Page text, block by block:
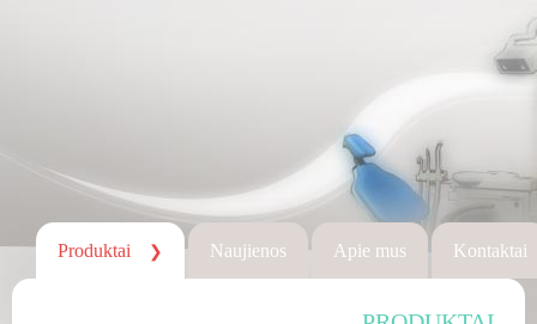
Produktai ❯ Naujienos Apie mus Kontaktai